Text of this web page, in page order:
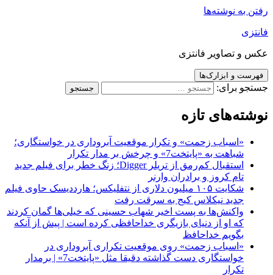
رفتن به نوشته‌ها
فانتزی
عکس و تصاویر فانتزی
فهرست و ابزارک‌ها
جستجو برای:
نوشته‌های تازه
«اسباب زحمت» و تکرار موقعیت آبروداری در خواستگاری؛
شباهت به «پایتخت7» و چرخش بر مدار تکرار
استقبال کم‌رمق از تریلر Digger؛ زنگ خطر برای فیلم جدید
تام کروز و برادران وارنر
شکایت ۱۰۵ میلیون دلاری از نتفلیکس؛ هارددیسک حاوی فیلم
جدید نیکلاس کیج به سرقت رفت
واکنش‌ها به پست اخیر شهاب حسینی که خیلی‌ها گمان کردند
که او از دنیای بازیگری خداحافظی کرده است | پیش از آنکه
بگویم خداحافظ
«اسباب زحمت» روی موقعیت تکراری آبروداری در
خواستگاری دست گذاشته دقیقا مثل «پایتخت7» | برمدار
تکرار